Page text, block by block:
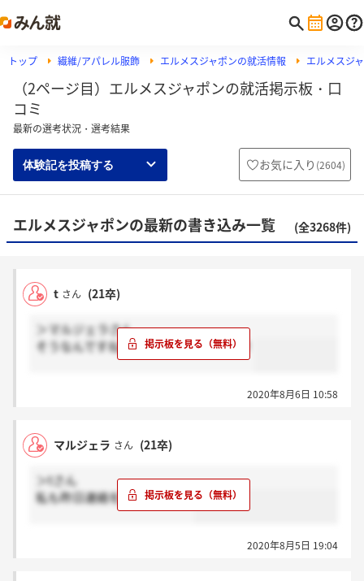
トップ 繊維/アパレル服飾 エルメスジャポンの就活情報 エルメスジ
（2ページ目）エルメスジャポンの就活掲示板・口
コミ
最新の選考状況・選考結果
体験記を投稿する お気に入り (2604)
エルメスジャポンの最新の書き込み一覧 (全3268件)
t さん (21卒)
＞マルジェラさん
そうなんですね！次も頑張りましょう！
2020年8月6日 10:58
マルジェラ さん (21卒)
＞tさん
私も昨日連絡を頂きました！
2020年8月5日 19:04